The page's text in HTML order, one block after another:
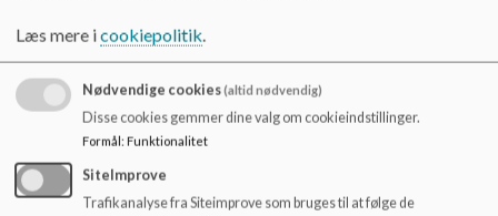
økonomiske, sociale og andre årsager trænger til et
ferieophold.
Læs mere på Børnenes Kontor
Kontaktperson på Filstedvejens Skole
Læs mere icookiepolitik.
Nødvendige cookies(altid nødvendig)
Disse cookies gemmer dine valg om cookieindstillinger.
Formål: Funktionalitet
SiteImprove
Trafikanalyse fra Siteimprove som bruges til at følge de